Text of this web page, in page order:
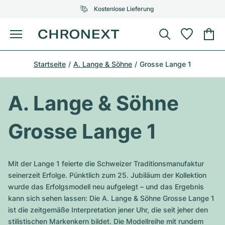
Kostenlose Lieferung
Menü
Uhr kaufen
AUSGEWÄHLTE MARKEN
Top-Modelle
Omega
Alle Omega Modelle
Top-Modelle
Patek Philippe
Alle Patek Philippe Modelle
Top-Modelle
Alle Audemars Piguet Modelle
Cartier
Breitling
Uhr verkaufen
AUSGEWÄHLTE MARKEN
Tiffany
Louis Vuitton
Van Cleef & Arpels
Bvlgari
Neuzugänge
Service
Startseite A. Lange & Söhne Grosse Lange 1
A. Lange & Söhne
Grosse Lange 1
Mit der Lange 1 feierte die Schweizer Traditionsmanufaktur
seinerzeit Erfolge. Pünktlich zum 25. Jubiläum der Kollektion
wurde das Erfolgsmodell neu aufgelegt – und das Ergebnis
kann sich sehen lassen: Die A. Lange & Söhne Grosse Lange 1
ist die zeitgemäße Interpretation jener Uhr, die seit jeher den
stilistischen Markenkern bildet. Die Modellreihe mit rundem